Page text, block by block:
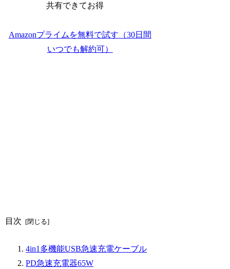
共有できてお得
Amazonプライムを無料で試す（30日間
いつでも解約可）
目次
4in1多機能USB急速充電ケーブル
PD急速充電器65W